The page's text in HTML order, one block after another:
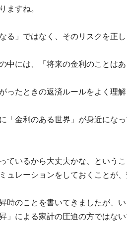
ますね。
る」ではなく、そのリスクを正
中には、「将来の金利のことは
ったときの返済ルールをよく理
「金利のある世界」が身近にな
ているから大丈夫かな、という
ュレーションをしておくことが
時のことを書いてきましたが、
」による家計の圧迫の方ではない